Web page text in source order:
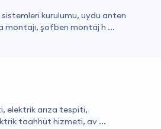
kurulumu, uydu anten
montajı, şofben montaj h ...
elektrik arıza tespiti,
taahhüt hizmeti, av ...